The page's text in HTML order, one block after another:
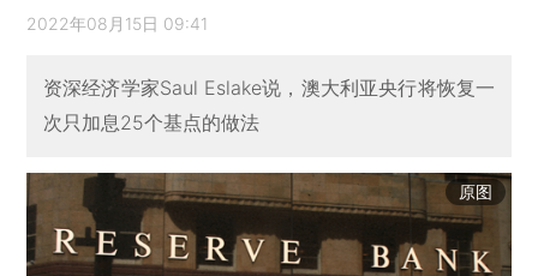
2022年08月15日 09:41
资深经济学家Saul Eslake说，澳大利亚央行将恢复一
次只加息25个基点的做法
原图